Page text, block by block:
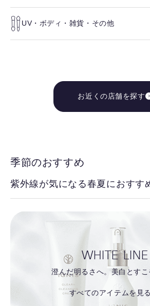
UV・ボディ・雑貨・その他
お近くの店舗を探す
季節のおすすめ
紫外線が気になる春夏におすす
WHITE LINE
澄んだ明るさへ。美白とすこ
すべてのアイテムを見る